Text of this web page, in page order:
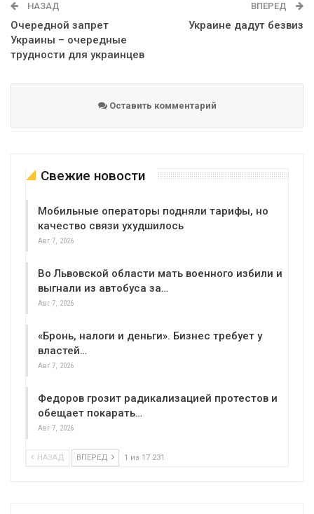
НАЗАД
Очередной запрет
Украины – очередные
трудности для украинцев
ВПЕРЕД
Украине дадут безвиз
Оставить комментарий
Свежие новости
Мобильные операторы подняли тарифы, но
качество связи ухудшилось
Авг 7, 2026
Во Львовской области мать военного избили и
выгнали из автобуса за…
Авг 7, 2026
«Бронь, налоги и деньги». Бизнес требует у
властей…
Авг 7, 2026
Федоров грозит радикализацией протестов и
обещает покарать…
Авг 7, 2026
НАЗАД ВПЕРЕД 1 из 17 231